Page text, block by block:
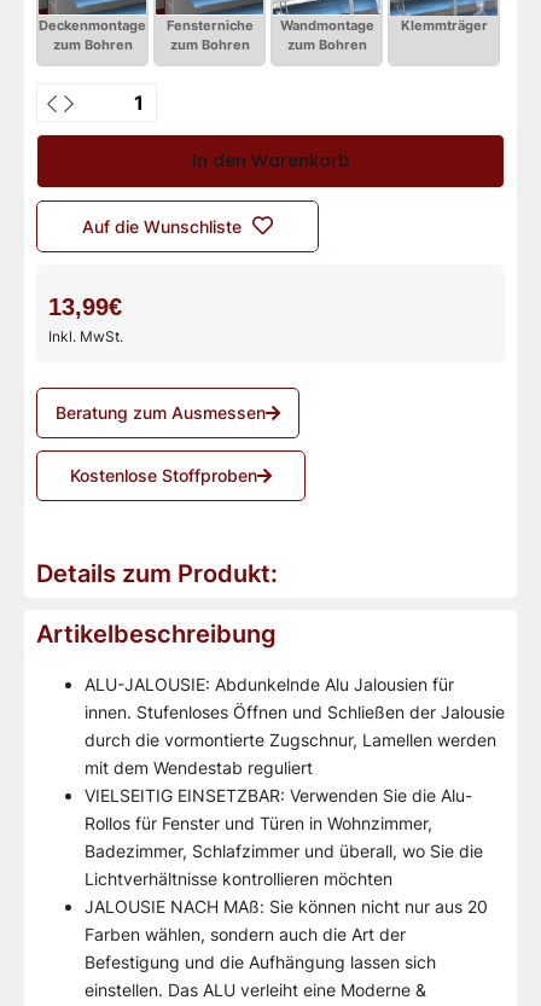
In den Warenkorb
Auf die Wunschliste
13,99€
Inkl. MwSt.
Beratung zum Ausmessen
Kostenlose Stoffproben
Details zum Produkt:
Artikelbeschreibung
ALU-JALOUSIE: Abdunkelnde Alu Jalousien für
innen. Stufenloses Öffnen und Schließen der Jalousie
durch die vormontierte Zugschnur, Lamellen werden
mit dem Wendestab reguliert
VIELSEITIG EINSETZBAR: Verwenden Sie die Alu-
Rollos für Fenster und Türen in Wohnzimmer,
Badezimmer, Schlafzimmer und überall, wo Sie die
Lichtverhältnisse kontrollieren möchten
JALOUSIE NACH MAß: Sie können nicht nur aus 20
Farben wählen, sondern auch die Art der
Befestigung und die Aufhängung lassen sich
einstellen. Das ALU verleiht eine Moderne &